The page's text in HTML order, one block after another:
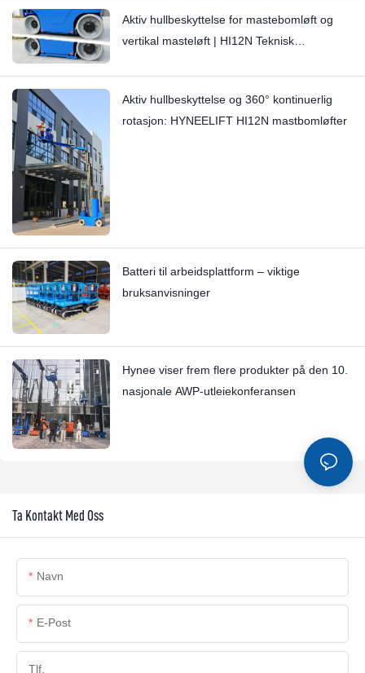
Aktiv hullbeskyttelse for mastebomløft og
vertikal masteløft | HI12N Teknisk
Aktiv hullbeskyttelse og 360° kontinuerlig
rotasjon: HYNEELIFT HI12N mastbomløfter
Batteri til arbeidsplattform – viktige
bruksanvisninger
Hynee viser frem flere produkter på den 10.
nasjonale AWP-utleiekonferansen
Ta Kontakt Med Oss
Navn
E-Post
Tlf.